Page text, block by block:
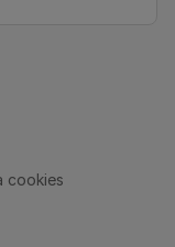
cookies